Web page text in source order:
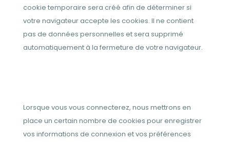
cookie temporaire sera créé afin de déterminer si
votre navigateur accepte les cookies. Il ne contient
pas de données personnelles et sera supprimé
automatiquement à la fermeture de votre navigateur.
Lorsque vous vous connecterez, nous mettrons en
place un certain nombre de cookies pour enregistrer
vos informations de connexion et vos préférences